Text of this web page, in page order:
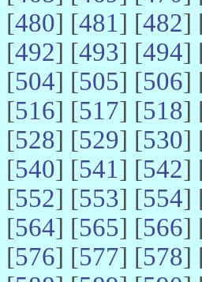
[480] [481] [482]
[492] [493] [494]
[504] [505] [506]
[516] [517] [518]
[528] [529] [530]
[540] [541] [542]
[552] [553] [554]
[564] [565] [566]
[576] [577] [578]